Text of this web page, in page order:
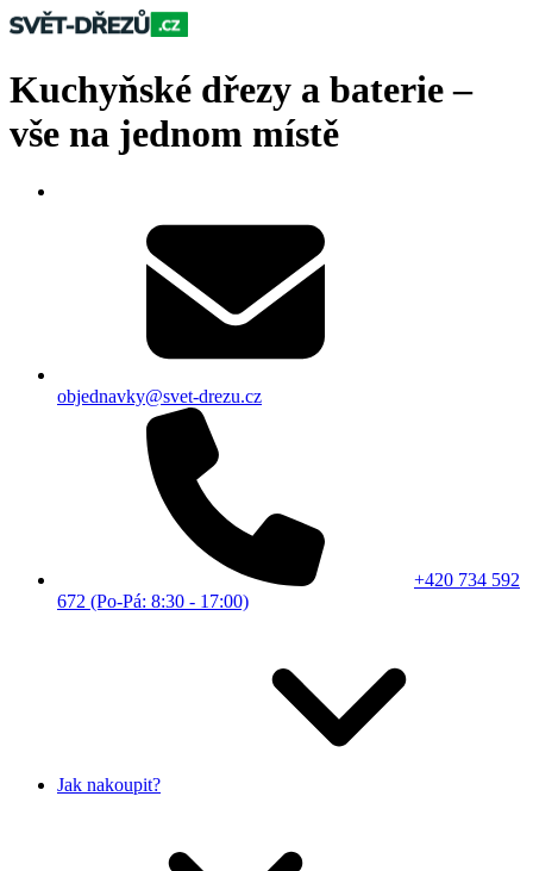
Kuchyňské dřezy a baterie –
vše na jednom místě
objednavky@svet-drezu.cz
+420 734 592
672 (Po-Pá: 8:30 - 17:00)
Jak nakoupit?